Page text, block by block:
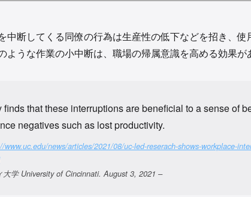
中断してくる同僚の行為は生産性の低下などを招き、
ような作業の小中断は、職場の帰属意識を高める効果が
finds that these interruptions are beneficial to a sense of
negatives such as lost productivity.
www.uc.edu/news/articles/2021/08/uc-led-reserach-shows-workplace-
大学 University of Cincinnati.August 3, 2021 –